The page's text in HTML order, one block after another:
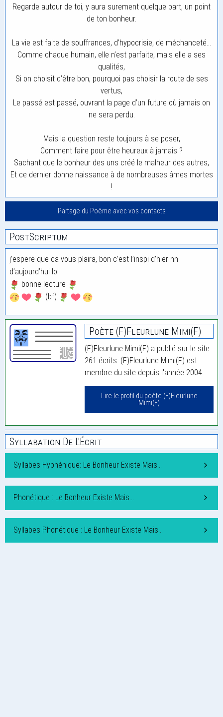
Regarde autour de toi, y aura surement quelque part, un point
de ton bonheur.
La vie est faite de souffrances, d’hypocrisie, de méchanceté…
Comme chaque humain, elle n’est parfaite, mais elle a ses
qualités,
Si on choisit d’être bon, pourquoi pas choisir la route de ses
vertus,
Le passé est passé, ouvrant la page d’un future où jamais on
ne sera perdu.
Mais la question reste toujours à se poser,
Comment faire pour être heureux à jamais ?
Sachant que le bonheur des uns créé le malheur des autres,
Et ce dernier donne naissance à de nombreuses âmes mortes
!
Partage du Poème avec vos contacts
PostScriptum
j’espere que ca vous plaira, bon c’est l’inspi d’hier nn
d’aujourd’hui lol
bonne lecture
(bf)
Poète (F)Fleurlune Mimi(F)
(F)Fleurlune Mimi(F) a publié sur le site
261 écrits. (F)Fleurlune Mimi(F) est
membre du site depuis l'année 2004.
Lire le profil du poète (F)Fleurlune
Mimi(F)
Syllabation De L'Écrit
Syllabes Hyphénique: Le Bonheur Existe Mais…
Phonétique : Le Bonheur Existe Mais…
Syllabes Phonétique : Le Bonheur Existe Mais…